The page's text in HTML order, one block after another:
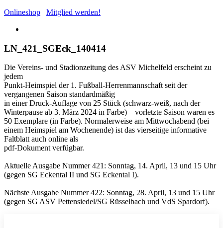
Onlineshop
Mitglied werden!
LN_421_SGEck_140414
Die Vereins- und Stadionzeitung des ASV Michelfeld erscheint zu
jedem
Punkt-Heimspiel der 1. Fußball-Herrenmannschaft seit der
vergangenen Saison standardmäßig
in einer Druck-Auflage von 25 Stück (schwarz-weiß, nach der
Winterpause ab 3. März 2024 in Farbe) – vorletzte Saison waren es
50 Exemplare (in Farbe). Normalerweise am Mittwochabend (bei
einem Heimspiel am Wochenende) ist das vierseitige informative
Faltblatt auch online als
pdf-Dokument verfügbar.
Aktuelle Ausgabe Nummer 421: Sonntag, 14. April, 13 und 15 Uhr
(gegen SG Eckental II und SG Eckental I).
Nächste Ausgabe Nummer 422: Sonntag, 28. April, 13 und 15 Uhr
(gegen SG ASV Pettensiedel/SG Rüsselbach und VdS Spardorf).